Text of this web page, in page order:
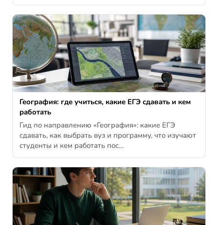
География: где учиться, какие ЕГЭ сдавать и кем
работать
Гид по направлению «География»: какие ЕГЭ
сдавать, как выбрать вуз и программу, что изучают
студенты и кем работать пос…